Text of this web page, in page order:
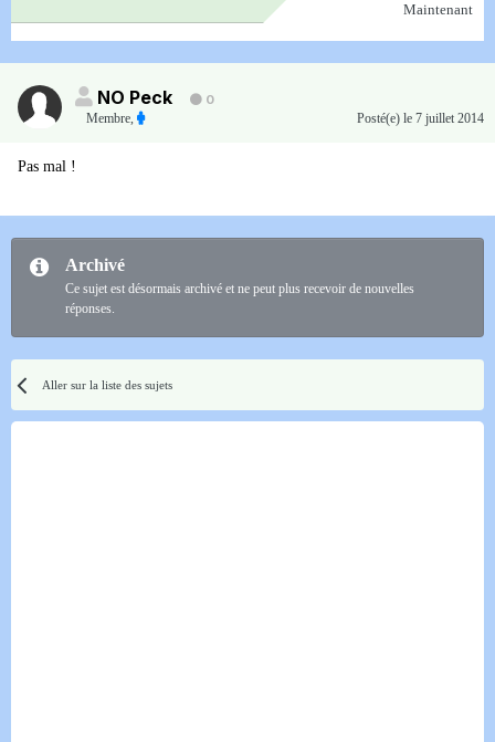
Maintenant
NO Peck
0
Membre, Posté(e) le 7 juillet 2014
Pas mal !
Archivé
Ce sujet est désormais archivé et ne peut plus recevoir de nouvelles
réponses.
Aller sur la liste des sujets